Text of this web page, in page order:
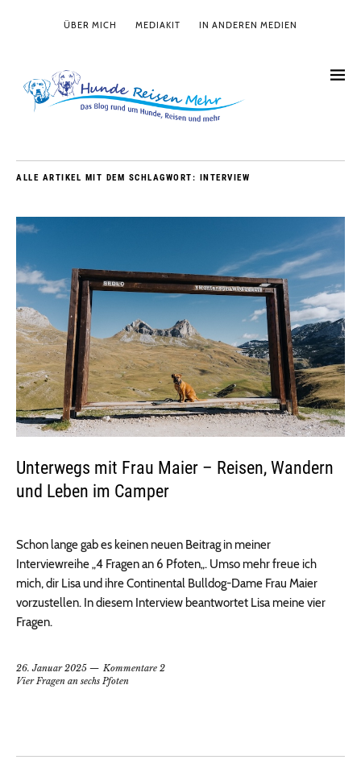
ÜBER MICH MEDIAKIT IN ANDEREN MEDIEN
ALLE ARTIKEL MIT DEM SCHLAGWORT: INTERVIEW
Unterwegs mit Frau Maier – Reisen, Wandern
und Leben im Camper
Schon lange gab es keinen neuen Beitrag in meiner
Interviewreihe „4 Fragen an 6 Pfoten„. Umso mehr freue ich
mich, dir Lisa und ihre Continental Bulldog-Dame Frau Maier
vorzustellen. In diesem Interview beantwortet Lisa meine vier
Fragen.
26. Januar 2025
Kommentare 2
Vier Fragen an sechs Pfoten